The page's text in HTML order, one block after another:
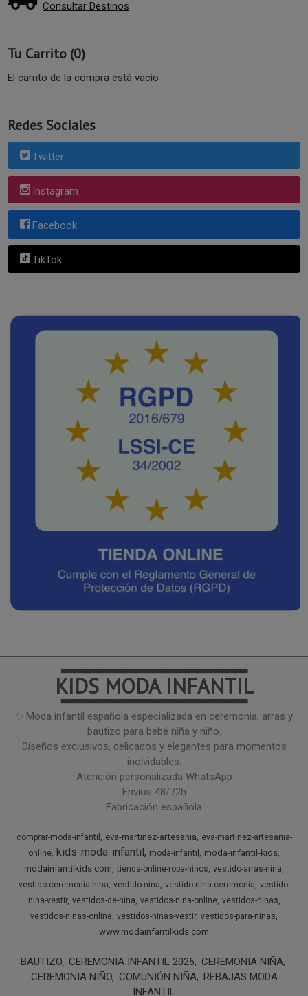
Consultar Destinos
Tu Carrito (0)
El carrito de la compra está vacío
Redes Sociales
Twitter
Instagram
Facebook
TikTok
━━━━━━━━━━━━━━━
KIDS MODA INFANTIL
━━━━━━━━━━━━━━━
✨ Moda infantil española especializada en ceremonia, arras y
bautizo para bebé niña y niño.
Diseños exclusivos, delicados y elegantes para momentos
inolvidables.
Atención personalizada WhatsApp
Envíos 48/72h
Fabricación española
comprar-moda-infantil eva-martinez-artesania
eva-martinez-artesania-
online kids-moda-infantil moda-infantil
moda-infantil-kids
modainfantilkids.com tienda-online-ropa-ninos vestido-arras-nina
vestido-ceremonia-nina vestido-nina vestido-nina-ceremonia vestido-
nina-vestir vestidos-de-nina vestidos-nina-online vestidos-ninas
vestidos-ninas-online vestidos-ninas-vestir vestidos-para-ninas
www.modainfantilkids.com
BAUTIZO CEREMONIA INFANTIL 2026
CEREMONIA NIÑA
CEREMONIA NIÑO COMUNIÓN NIÑA REBAJAS MODA
INFANTIL